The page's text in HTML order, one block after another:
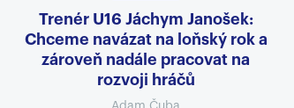
Trenér U16 Jáchym Janošek:
Chceme navázat na loňský rok a
zároveň nadále pracovat na
rozvoji hráčů